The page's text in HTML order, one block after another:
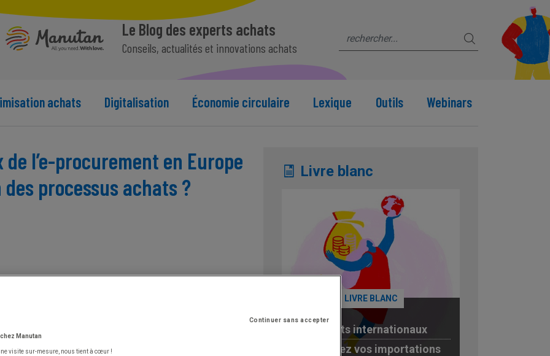
Le Blog des experts achats
Conseils, actualités et innovations achats
achats Digitalisation Économie circulaire Lexique Outils Webinars
l’e-procurement en Europe
processus achats ?
avec elle les entreprises qui se digitalisent
défaut. L’
Digital Procurement réalisée par PwC
Livre blanc
LIVRE BLANC
Achats internationaux
optimisez vos importations
Continuer sans accepter
Manutan
visite sur-mesure, nous tient à cœur !